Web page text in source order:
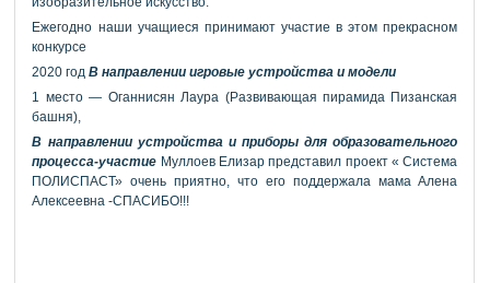
Ежегодно наши учащиеся принимают участие в этом прекрасном
конкурсе
2020 годВ направлении игровые устройства и модели
1 место — Оганнисян Лаура (Развивающая пирамида Пизанская
башня),
В направлении устройства и приборы для образовательного
процесса-участие Муллоев Елизар представил проект « Система
ПОЛИСПАСТ» очень приятно, что его поддержала мама Алена
Алексеевна -СПАСИБО!!!